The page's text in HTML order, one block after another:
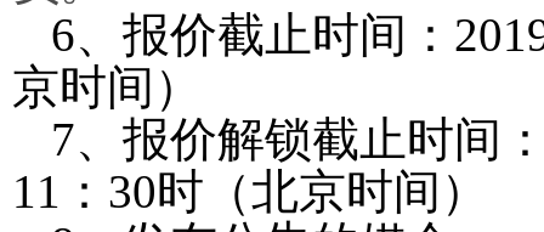
6、报价截止时间： 201
京时间）
7、报价解锁截止时间
11 ： 30时（北京时间）